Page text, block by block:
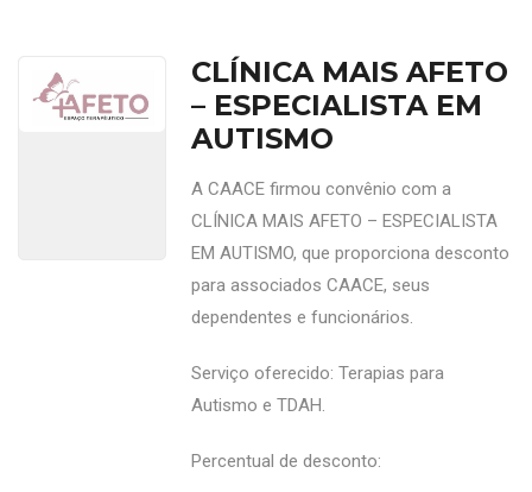
CLÍNICA MAIS AFETO
– ESPECIALISTA EM
AUTISMO
A CAACE firmou convênio com a
CLÍNICA MAIS AFETO – ESPECIALISTA
EM AUTISMO, que proporciona desconto
para associados CAACE, seus
dependentes e funcionários.
Serviço oferecido: Terapias para
Autismo e TDAH.
Percentual de desconto: